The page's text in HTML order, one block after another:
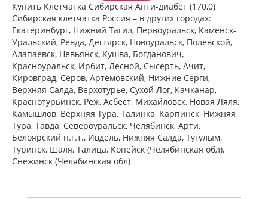
Купить Клетчатка Сибирская Анти-диабет (170,0)
Сибирская клетчатка Россия – в других городах:
Екатеринбург, Нижний Тагил, Первоуральск, Каменск-
Уральский, Ревда, Дегтярск, Новоуральск, Полевской,
Алапаевск, Невьянск, Кушва, Богданович,
Красноуральск, Ирбит, Лесной, Сысерть, Ачит,
Кировград, Серов, Артёмовский, Нижние Cерги,
Верхняя Салда, Верхотурье, Сухой Лог, Качканар,
Краснотурьинск, Реж, Асбест, Михайловск, Новая Ляля,
Камышлов, Верхняя Тура, Талинка, Карпинск, Нижняя
Тура, Тавда, Североуральск, Челябинск, Арти,
Белоярский п.г.т., Ивдель, Нижняя Салда, Тугулым,
Туринск, Шаля, Талица, Копейск (Челябинская обл),
Снежинск (Челябинская обл)